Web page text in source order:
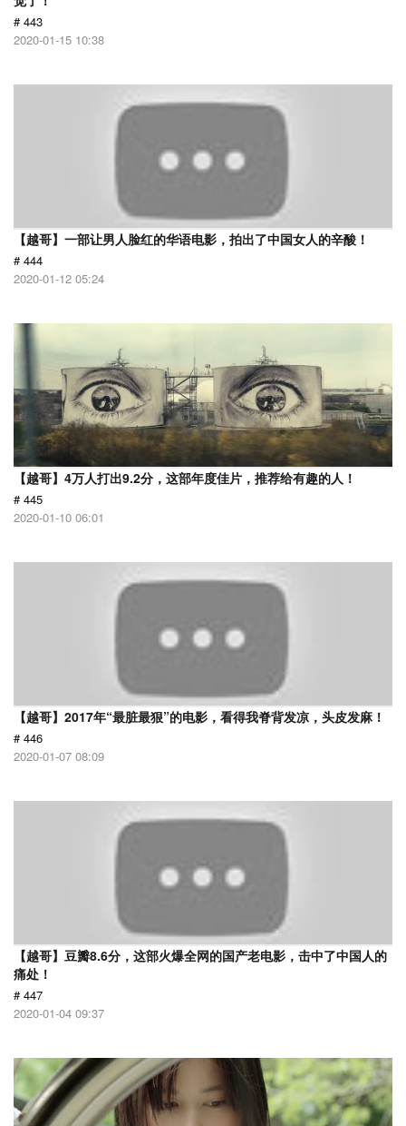
# 443
2020-01-15 10:38
【越哥】一部让男人脸红的华语电影，拍出了中国女人的辛酸！
# 444
2020-01-12 05:24
【越哥】4万人打出9.2分，这部年度佳片，推荐给有趣的人！
# 445
2020-01-10 06:01
【越哥】2017年“最脏最狠”的电影，看得我脊背发凉，头皮发麻！
# 446
2020-01-07 08:09
【越哥】豆瓣8.6分，这部火爆全网的国产老电影，击中了中国人的
痛处！
# 447
2020-01-04 09:37